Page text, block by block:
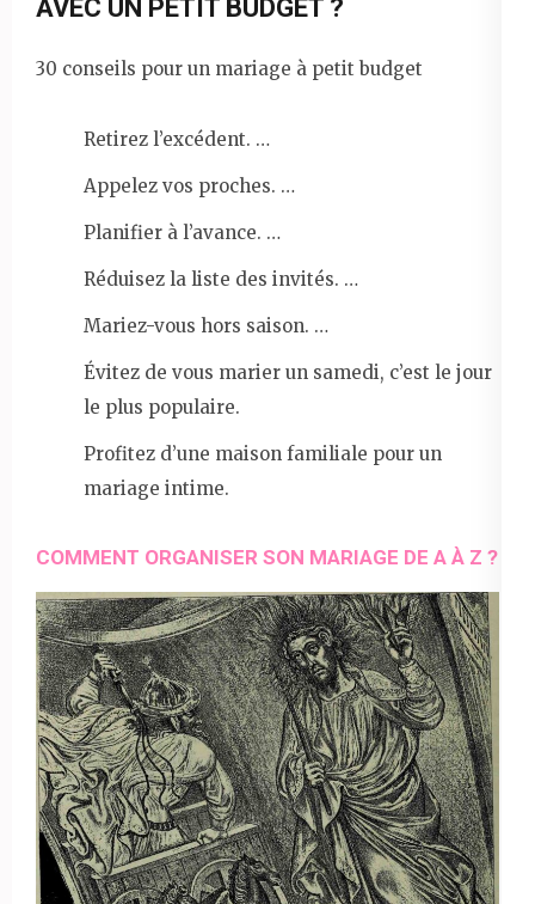
AVEC UN PETIT BUDGET ?
30 conseils pour un mariage à petit budget
Retirez l’excédent. …
Appelez vos proches. …
Planifier à l’avance. …
Réduisez la liste des invités. …
Mariez-vous hors saison. …
Évitez de vous marier un samedi, c’est le jour
le plus populaire.
Profitez d’une maison familiale pour un
mariage intime.
COMMENT ORGANISER SON MARIAGE DE A À Z ?